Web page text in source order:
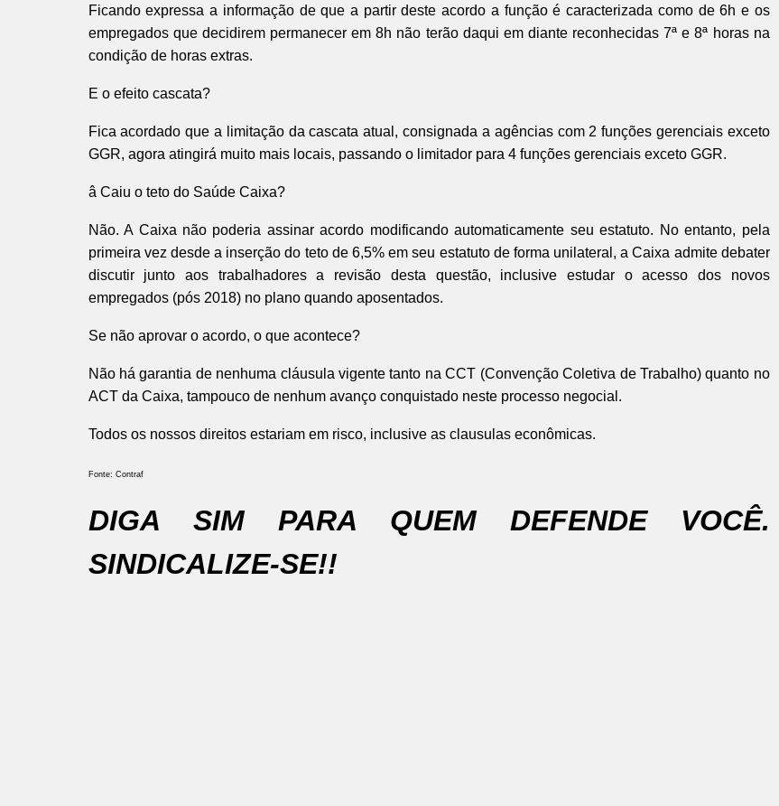
Ficando expressa a informação de que a partir deste acordo a função é caracterizada como de 6h e os
empregados que decidirem permanecer em 8h não terão daqui em diante reconhecidas 7ª e 8ª horas na
condição de horas extras.
E o efeito cascata?
Fica acordado que a limitação da cascata atual, consignada a agências com 2 funções gerenciais exceto
GGR, agora atingirá muito mais locais, passando o limitador para 4 funções gerenciais exceto GGR.
â Caiu o teto do Saúde Caixa?
Não. A Caixa não poderia assinar acordo modificando automaticamente seu estatuto. No entanto, pela
primeira vez desde a inserção do teto de 6,5% em seu estatuto de forma unilateral, a Caixa admite debater
discutir junto aos trabalhadores a revisão desta questão, inclusive estudar o acesso dos novos
empregados (pós 2018) no plano quando aposentados.
Se não aprovar o acordo, o que acontece?
Não há garantia de nenhuma cláusula vigente tanto na CCT (Convenção Coletiva de Trabalho) quanto no
ACT da Caixa, tampouco de nenhum avanço conquistado neste processo negocial.
Todos os nossos direitos estariam em risco, inclusive as clausulas econômicas.
Fonte: Contraf
DIGA SIM PARA QUEM DEFENDE VOCÊ.
SINDICALIZE-SE!!